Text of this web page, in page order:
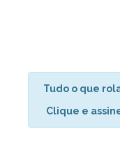
Tudo o que
Clique e